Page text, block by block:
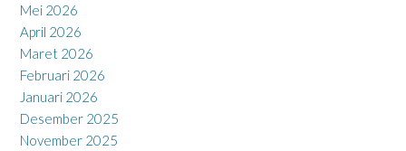
Mei 2026
April 2026
Maret 2026
Februari 2026
Januari 2026
Desember 2025
November 2025